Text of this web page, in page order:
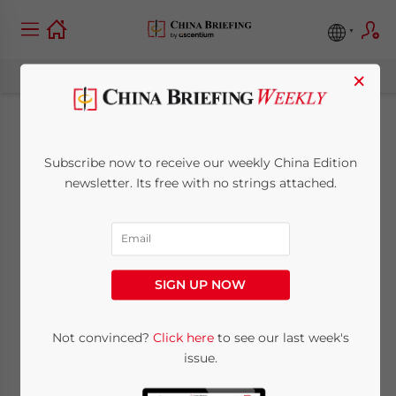
Ein Blick auf Chinas,
Indiens und
Vietnams
Körperschaftssteuer
Reading Time: 5 minutes
×
Subscribe now to receive our weekly China Edition
newsletter. Its free with no strings attached.
SIGN UP NOW
Not convinced? Click hereto see our last week's
issue.